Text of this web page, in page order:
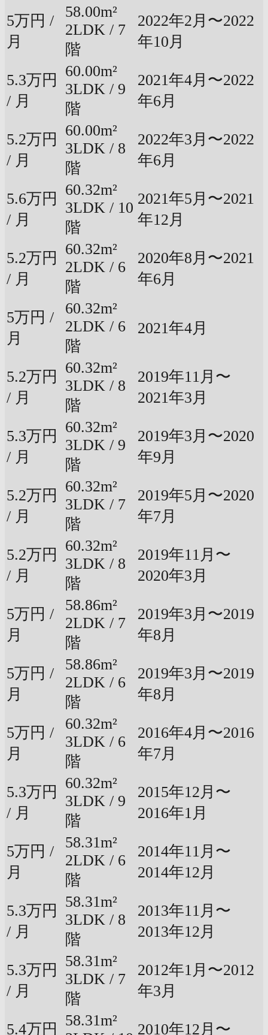
5万円 /
月
58.00m²
2LDK / 7
階
2022年2月〜2022
年10月
5.3万円
/ 月
60.00m²
3LDK / 9
階
2021年4月〜2022
年6月
5.2万円
/ 月
60.00m²
3LDK / 8
階
2022年3月〜2022
年6月
5.6万円
/ 月
60.32m²
3LDK / 10
階
2021年5月〜2021
年12月
5.2万円
/ 月
60.32m²
2LDK / 6
階
2020年8月〜2021
年6月
5万円 /
月
60.32m²
2LDK / 6
階
2021年4月
5.2万円
/ 月
60.32m²
3LDK / 8
階
2019年11月〜
2021年3月
5.3万円
/ 月
60.32m²
3LDK / 9
階
2019年3月〜2020
年9月
5.2万円
/ 月
60.32m²
3LDK / 7
階
2019年5月〜2020
年7月
5.2万円
/ 月
60.32m²
3LDK / 8
階
2019年11月〜
2020年3月
5万円 /
月
58.86m²
2LDK / 7
階
2019年3月〜2019
年8月
5万円 /
月
58.86m²
2LDK / 6
階
2019年3月〜2019
年8月
5万円 /
月
60.32m²
3LDK / 6
階
2016年4月〜2016
年7月
5.3万円
/ 月
60.32m²
3LDK / 9
階
2015年12月〜
2016年1月
5万円 /
月
58.31m²
2LDK / 6
階
2014年11月〜
2014年12月
5.3万円
/ 月
58.31m²
3LDK / 8
階
2013年11月〜
2013年12月
5.3万円
/ 月
58.31m²
3LDK / 7
階
2012年1月〜2012
年3月
5.4万円
58.31m²
2010年12月〜